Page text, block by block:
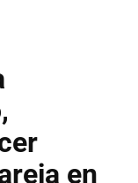
en